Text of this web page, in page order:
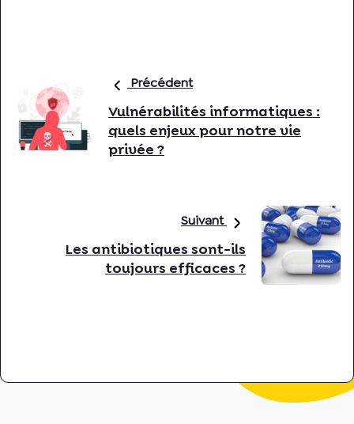
Précédent
Vulnérabilités informatiques :
quels enjeux pour notre vie
privée ?
Suivant
Les antibiotiques sont-ils
toujours efficaces ?